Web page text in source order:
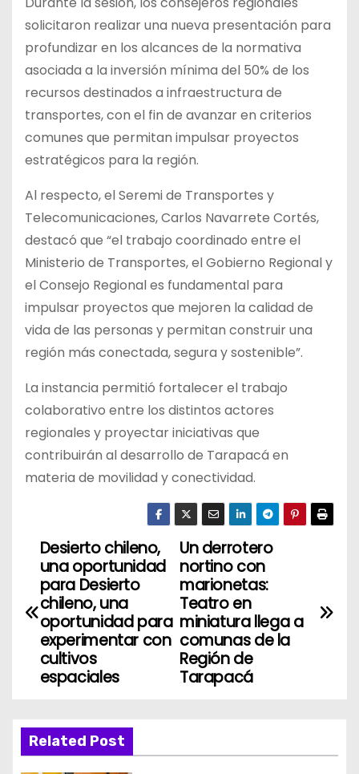
solicitaron realizar una nueva presentación para
profundizar en los alcances de la normativa
asociada a la inversión mínima del 50% de los
recursos destinados a infraestructura de
transportes, con el fin de avanzar en criterios
comunes que permitan impulsar proyectos
estratégicos para la región.
Al respecto, el Seremi de Transportes y
Telecomunicaciones, Carlos Navarrete Cortés,
destacó que “el trabajo coordinado entre el
Ministerio de Transportes, el Gobierno Regional y
el Consejo Regional es fundamental para
impulsar proyectos que mejoren la calidad de
vida de las personas y permitan construir una
región más conectada, segura y sostenible”.
La instancia permitió fortalecer el trabajo
colaborativo entre los distintos actores
regionales y proyectar iniciativas que
contribuirán al desarrollo de Tarapacá en
materia de movilidad y conectividad.
N
v
a
c
Un derrotero
nortino con
marionetas:
Teatro en
miniatura llega a
comunas de la
Región de
Tarapacá
Desierto chileno,
una oportunidad
para Desierto
chileno, una
oportunidad para
experimentar con
cultivos
espaciales
Related Post